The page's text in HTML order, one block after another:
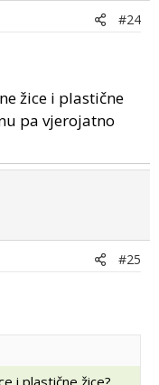
#24
žice i plastične
pa vjerojatno
#25
i plastične žice?